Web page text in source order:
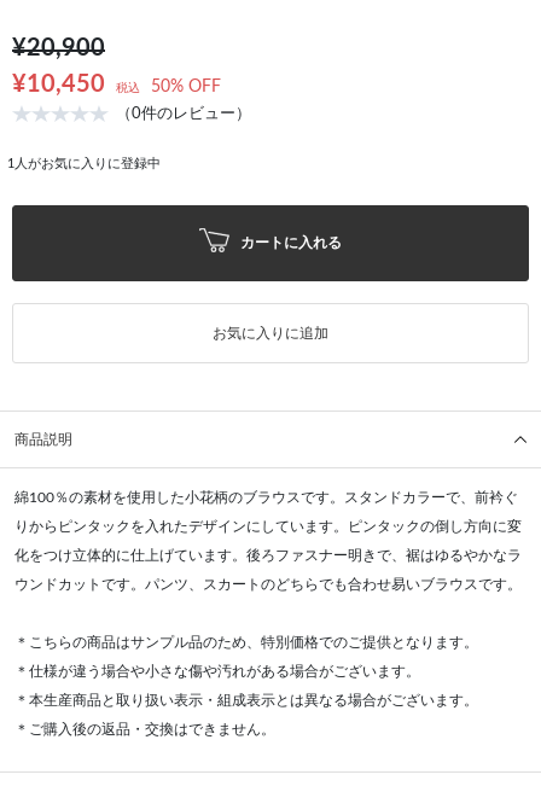
¥20,900
¥10,450
税込 50% OFF
（0件のレビュー）
1 人がお気に入りに登録中
カートに入れる
お気に入りに追加
商品説明
綿100％の素材を使用した小花柄のブラウスです。スタンドカラーで、前衿ぐ
りからピンタックを入れたデザインにしています。ピンタックの倒し方向に変
化をつけ立体的に仕上げています。後ろファスナー明きで、裾はゆるやかなラ
ウンドカットです。パンツ、スカートのどちらでも合わせ易いブラウスです。
＊こちらの商品はサンプル品のため、特別価格でのご提供となります。
＊仕様が違う場合や小さな傷や汚れがある場合がございます。
＊本生産商品と取り扱い表示・組成表示とは異なる場合がございます。
＊ご購入後の返品・交換はできません。